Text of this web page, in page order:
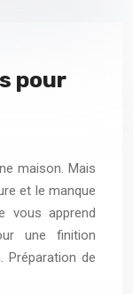
pour
maison. Mais
et le manque
vous apprend
une finition
Préparation de